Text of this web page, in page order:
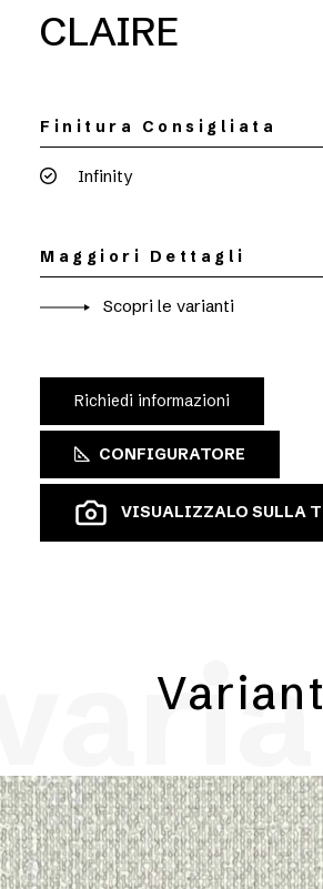
CLAIRE
Finitura Consigliata
Infinity
Maggiori Dettagli
Scopri le varianti
Richiedi informazioni
CONFIGURATORE
VISUALIZZALO SULLA